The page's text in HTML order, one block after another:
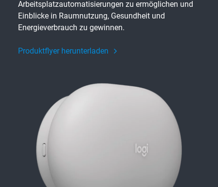
Arbeitsplatzautomatisierungen zu ermöglichen und
Einblicke in Raumnutzung, Gesundheit und
Energieverbrauch zu gewinnen.
Produktflyer herunterladen